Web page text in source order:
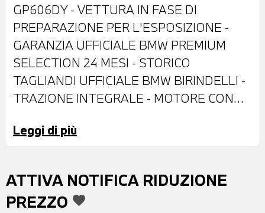
GP606DY - VETTURA IN FASE DI
PREPARAZIONE PER L'ESPOSIZIONE -
GARANZIA UFFICIALE BMW PREMIUM
SELECTION 24 MESI - STORICO
TAGLIANDI UFFICIALE BMW BIRINDELLI -
TRAZIONE INTEGRALE - MOTORE CON
ALLESTIMENTO MSPORT - DOTATA DI:
ADATTIVI - RETROVISORI ESTERNI
RIPIEGABILI ELETTRICAMENTE E
Leggi di più
ATTIVA NOTIFICA RIDUZIONE
PREZZO favorite